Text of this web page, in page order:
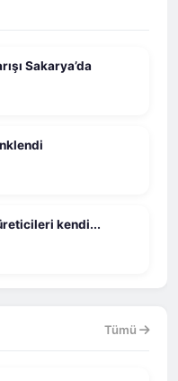
Sakarya’da
kendi...
Tümü